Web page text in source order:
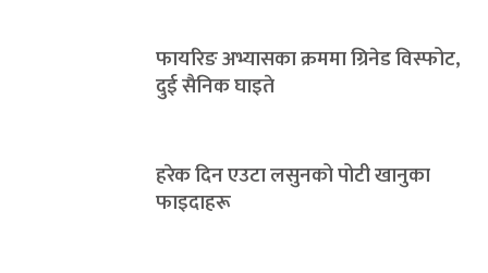
फायरिङ अभ्यासका क्रममा ग्रिनेड विस्फोट,
दुई सैनिक घाइते
हरेक दिन एउटा लसुनको पोटी खानुका
फाइदाहरू